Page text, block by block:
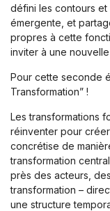
défini les contours
émergente, et
propres à cette
inviter à une
Pour cette seconde
Transformation” !
Les transformations
réinventer pour
concrétise de
transformation
près des acteurs,
transformation –
une structure